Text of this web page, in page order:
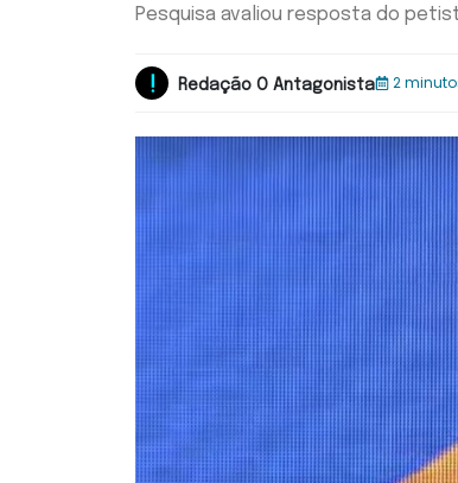
Pesquisa avaliou resposta do
Redação O Antagonista 2